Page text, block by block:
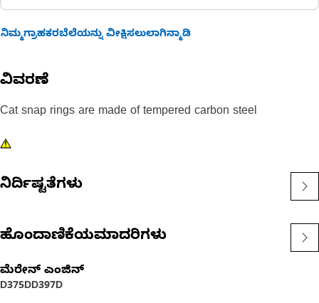
ನಿಮ್ಮಗ್ರಾಹಕರಬೆಲೆಯನ್ನು ವೀಕ್ಷಿಸಲುಲಾಗಿನ್ಮಾಡಿ
ವಿವರಣೆ
Cat snap rings are made of tempered carbon steel
ನಿರ್ದಿಷ್ಟತೆಗಳು
ಹೊಂದಾಣಿಕೆಯಮಾದರಿಗಳು
ಮೆರೇನ್ ಎಂಜಿನ್
D375DD397D